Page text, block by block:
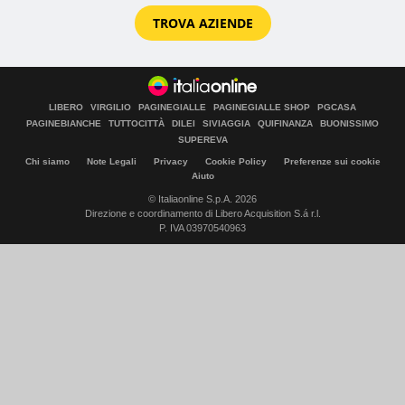
TROVA AZIENDE
LIBERO VIRGILIO PAGINEGIALLE PAGINEGIALLE SHOP
PGCASA
PAGINEBIANCHE
TUTTOCITTÀ DILEI SIVIAGGIA QUIFINANZA
BUONISSIMO
SUPEREVA
Chi siamo Note Legali Privacy Cookie Policy
Preferenze sui cookie
Aiuto
© Italiaonline S.p.A. 2026
Direzione e coordinamento di Libero Acquisition S.á r.l.
P. IVA 03970540963